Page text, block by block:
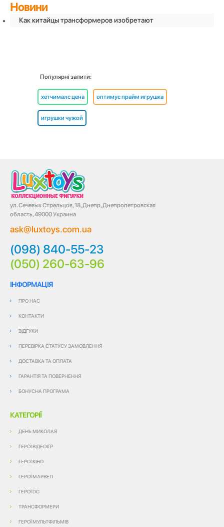
Новини
Как китайцы трансформеров изобретают
Популярні запити:
хетчималс цена оптимус прайм игрушка
игрушки чужой
ул. Сечевых Стрельцов, 18, Днепр, Днепропетровская
область, 49000 Украина
ask@luxtoys.com.ua
(098) 840-55-23
(050) 260-63-96
ІНФОРМАЦІЯ
ПРО НАС
КОНТАКТИ
ВІДГУКИ
ПЕРЕВІРКА СТАТУСУ ЗАМОВЛЕННЯ
ДОСТАВКА ТА ОПЛАТА
ГАРАНТІЯ ТА ПОВЕРНЕННЯ
БОНУСНА ПРОГРАМА
КАТЕГОРІЇ
ДЕНЬ МИКОЛАЯ
ГЕРОЇ ВІДЕОІГР
ГЕРОЇ КІНО
ГЕРОЇ МАРВЕЛ
ГЕРОЇ DC
ТРАНСФОРМЕРИ
ГЕРОЇ МУЛЬТФІЛЬМІВ